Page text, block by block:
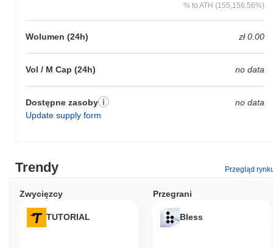
% to ATH (155,156.56%)
Wolumen (24h) zł 0.00
Vol / M Cap (24h) no data
Dostępne zasoby
Update supply form
no data
Trendy Przegląd
Zwycięzcy
TUTORIAL
Przegrani
Bless